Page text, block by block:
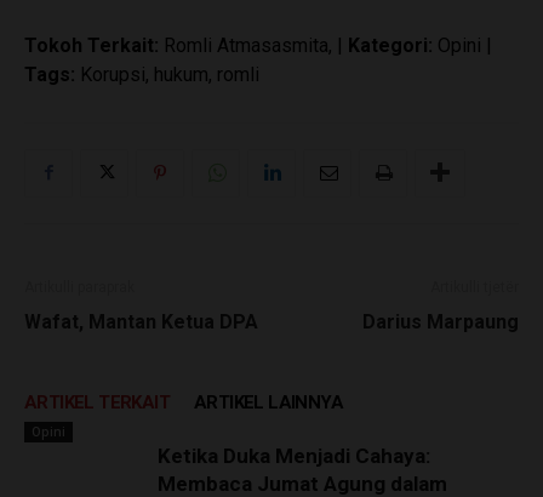
Tokoh Terkait: Romli Atmasasmita, | Kategori: Opini |
Tags: Korupsi, hukum, romli
Wafat, Mantan Ketua DPA Darius Marpaung
ARTIKEL TERKAIT ARTIKEL LAINNYA
Opini
Ketika Duka Menjadi Cahaya:
Membaca Jumat Agung dalam